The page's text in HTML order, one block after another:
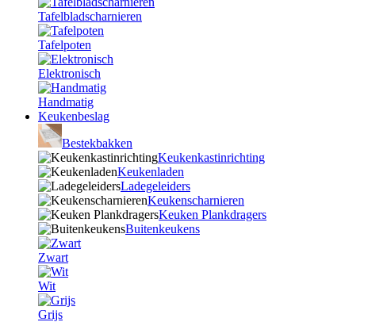
Tafelbladscharnieren
Tafelpoten
Elektronisch
Handmatig
Keukenbeslag
Bestekbakken
Keukenkastinrichting
Keukenladen
Ladegeleiders
Keukenscharnieren
Keuken Plankdragers
Buitenkeukens
Zwart
Wit
Grijs